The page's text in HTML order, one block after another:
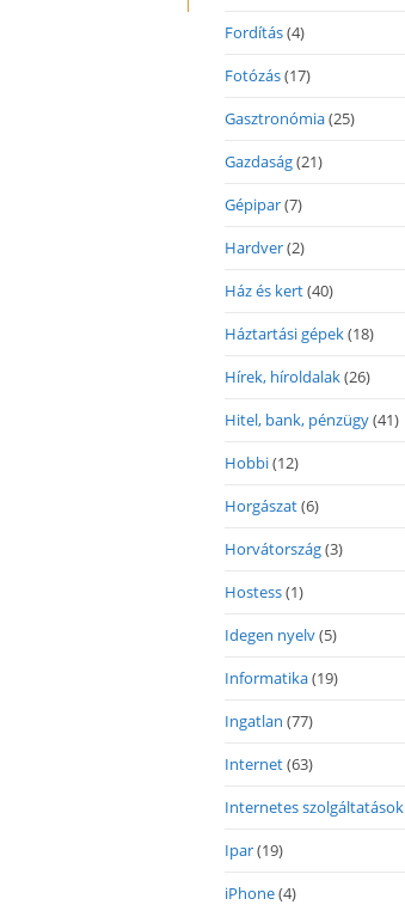
Fordítás(4)
Fotózás(17)
Gasztronómia(25)
Gazdaság(21)
Gépipar(7)
Hardver(2)
Ház és kert(40)
Háztartási gépek(18)
Hírek, híroldalak(26)
Hitel, bank, pénzügy(41)
Hobbi(12)
Horgászat(6)
Horvátország(3)
Hostess(1)
Idegen nyelv(5)
Informatika(19)
Ingatlan (77)
Internet(63)
Internetes szolgáltatások
Ipar(19)
iPhone(4)